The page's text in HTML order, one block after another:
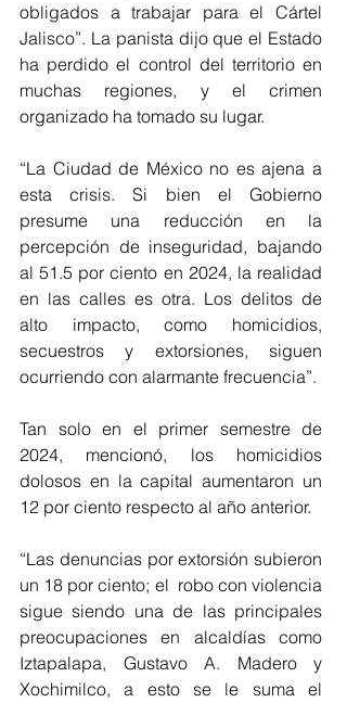
obligados a trabajar para el Cártel
Jalisco”. La panista dijo que el Estado
ha perdido el control del territorio en
muchas regiones, y el crimen
organizado ha tomado su lugar.
“La Ciudad de México no es ajena a
esta crisis. Si bien el Gobierno
presume una reducción en la
percepción de inseguridad, bajando
al 51.5 por ciento en 2024, la realidad
en las calles es otra. Los delitos de
alto impacto, como homicidios,
secuestros y extorsiones, siguen
ocurriendo con alarmante frecuencia”.
Tan solo en el primer semestre de
2024, mencionó, los homicidios
dolosos en la capital aumentaron un
12 por ciento respecto al año anterior.
“Las denuncias por extorsión subieron
un 18 por ciento; el  robo con violencia
sigue siendo una de las principales
preocupaciones en alcaldías como
Iztapalapa, Gustavo A. Madero y
Xochimilco, a esto se le suma el